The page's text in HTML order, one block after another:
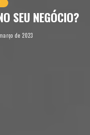
SEU NEGÓCIO?
de 2023